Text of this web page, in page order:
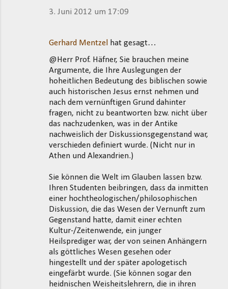
3. Juni 2012 um 17:09
Gerhard Mentzel
hat gesagt…
@Herr Prof. Häfner, Sie brauchen meine
Argumente, die Ihre Auslegungen der
hoheitlichen Bedeutung des biblischen sowie
auch historischen Jesus ernst nehmen und
nach dem vernünftigen Grund dahinter
fragen, nicht zu beantworten bzw. nicht über
das nachzudenken, was in der Antike
nachweislich der Diskussionsgegenstand war,
verschieden definiert wurde. (Nicht nur in
Athen und Alexandrien.)
Sie können die Welt im Glauben lassen bzw.
Ihren Studenten beibringen, dass da inmitten
einer hochtheologischen/philosophischen
Diskussion, die das Wesen der Vernunft zum
Gegenstand hatte, damit einer echten
Kultur-/Zeitenwende, ein junger
Heilsprediger war, der von seinen Anhängern
als göttliches Wesen gesehen oder
hingestellt und der später apologetisch
eingefärbt wurde. (Sie können sogar den
heidnischen Weisheitslehrern, die in ihren